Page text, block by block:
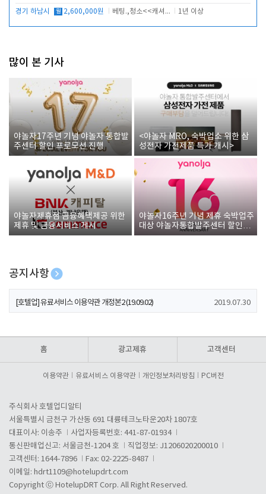
경기 하남시 월 2,600,000원 베팅.,청소<<캐셔 모셔봅니다. 1년 이상
많이 본 기사
야놀자17주년 기념 야놀자 통합발
주센터 할인 프로모션 진행
<야놀자 MRO, 숙박업소 위한 삼
성전자 가전제품 특가 개시>
야놀자제휴점 금융혜택제공 위한
제휴 및 금융서비스 게시
야놀자16주년 기념 제휴 숙박업주
대상 야놀자통합발주센터 할인쿠
폰 증정
공지사항
[호텔업] 개인정보 처리방침 개정본1 (19.09.02)
[호텔업] 유료서비스 이용약관 개정본2 (19.09.02) 2019.07.30
홈 광고제휴 고객센터
이용약관 유료서비스 이용약관 개인정보처리방침 PC버전
주식회사 호텔업디알티
서울특별시 금천구 가산동 691 대륭테크노타운20차 1807호
대표이사: 이송주
사업자등록번호: 441-87-01934
통신판매업신고: 서울금천-1204 호
직업정보: J1206020200010
고객센터: 1644-7896
Fax: 02-2225-8487
이메일: hdrt1109@hotelupdrt.com
Copyright ⓒ HotelupDRT Corp. All Right Reserved.